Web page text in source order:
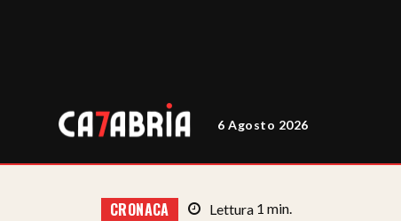
6 Agosto 2026
CRONACA Lettura 1 min.